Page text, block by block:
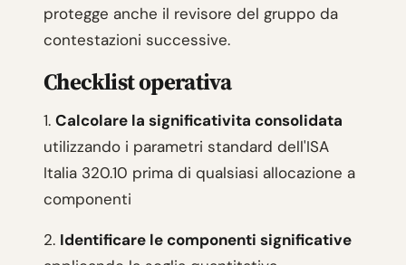
protegge anche il revisore del gruppo da
contestazioni successive.
Checklist operativa
1. Calcolare la significativita consolidata
utilizzando i parametri standard dell'ISA
Italia 320.10 prima di qualsiasi allocazione a
componenti
2. Identificare le componenti significative